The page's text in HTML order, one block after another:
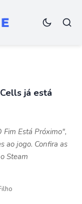
já está
Está Próximo",
ao jogo. Confira as
Steam